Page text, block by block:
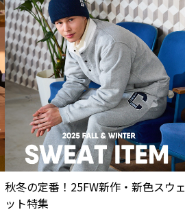
秋冬の定番！25FW新作・新色スウェ
ット特集